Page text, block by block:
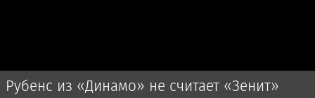
Рубенс из «Динамо» не считает «Зенит»